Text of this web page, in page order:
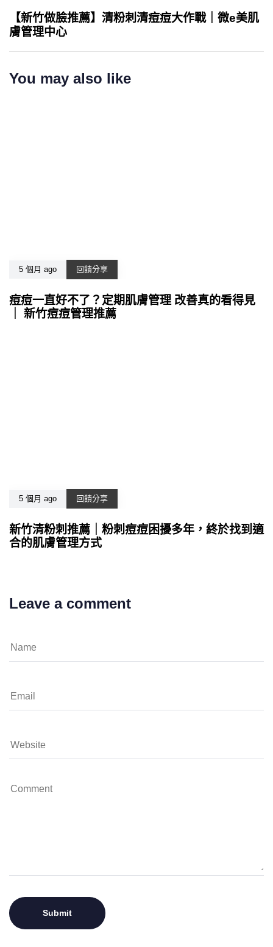
【新竹做臉推薦】清粉刺清痘痘大作戰｜微e美肌
膚管理中心
You may also like
5 個月 ago 回饋分享
痘痘一直好不了？定期肌膚管理 改善真的看得見
｜ 新竹痘痘管理推薦
5 個月 ago 回饋分享
新竹清粉刺推薦｜粉刺痘痘困擾多年，終於找到適
合的肌膚管理方式
Leave a comment